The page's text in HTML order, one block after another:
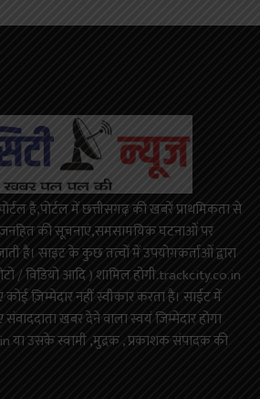
है,पोर्टल में छत्तीसगढ़ की खबरें प्राथमिकता से
जनहित की सूचनाएं,समसामयिक घटनाओं पर
है। साइट के कुछ तत्वों में उपयोगकर्ताओं द्वारा
/ विडियो आदि ) शामिल होगी.trackcity.co.in
ज़िम्मेदार नहीं स्वीकार करता है। साईट में
खबर देने वाला स्वयं जिम्मेदार होगा
उसके स्वामी ,मुद्रक , प्रकाशक संपादक की